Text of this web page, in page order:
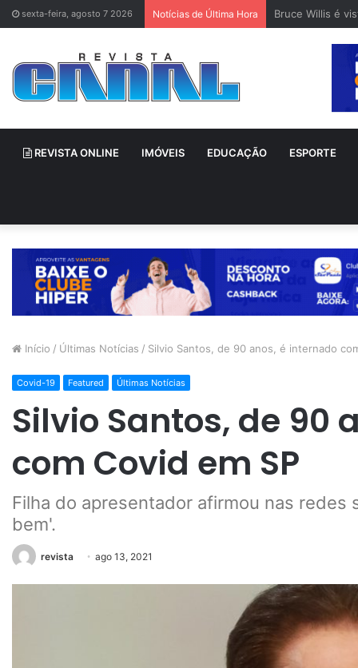
sexta-feira, agosto 7 2026 Notícias de Última Hora Bruce Willis é
REVISTA ONLINE IMÓVEIS EDUCAÇÃO ESPORTE
Início / Últimas Notícias / Silvio Santos, de 90 anos, é internado
Covid-19 Featured Últimas Notícias
Silvio Santos, de 90
com Covid em SP
Filha do apresentador afirmou nas redes
bem'.
revista ago 13, 2021